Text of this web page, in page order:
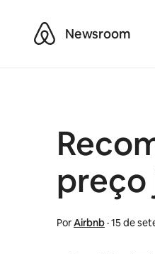
AirbnbNewsroom
PorAirbnb·15 de